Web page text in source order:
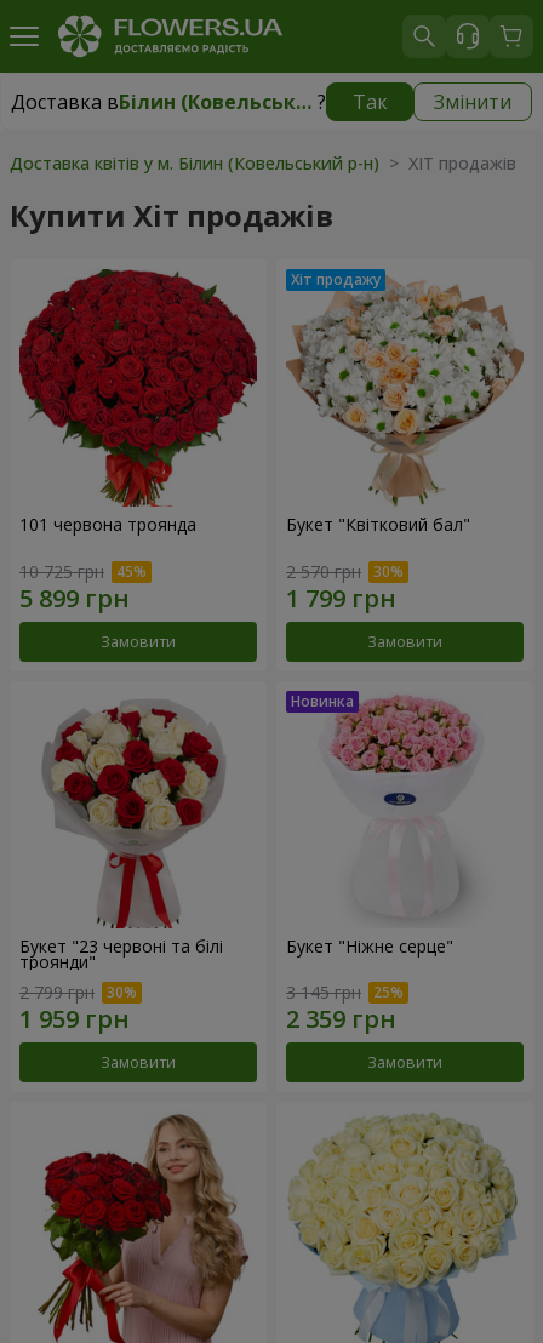
Доставка в Білин (Ковельський р-н) ? Так Змінити
Доставка вБілин (Ковельський р-н)|1175 грн
Доставка квітів у м. Білин (Ковельський р-н) > ХІТ продажів
Купити Хіт продажів
101 червона троянда
10 725 грн
Замовити
Букет "Квітковий бал"
2 570 грн
Замовити
Букет "23 червоні та білі
троянди"
2 799 грн
Замовити
Букет "Ніжне серце"
3 145 грн
Замовити